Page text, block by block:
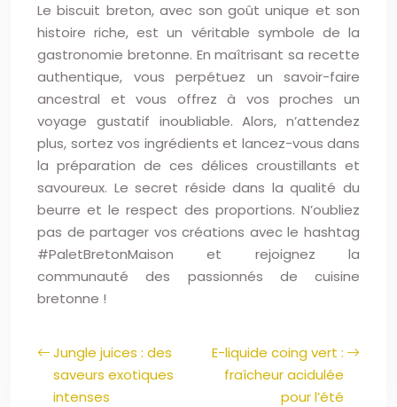
Le biscuit breton, avec son goût unique et son
histoire riche, est un véritable symbole de la
gastronomie bretonne. En maîtrisant sa recette
authentique, vous perpétuez un savoir-faire
ancestral et vous offrez à vos proches un
voyage gustatif inoubliable. Alors, n’attendez
plus, sortez vos ingrédients et lancez-vous dans
la préparation de ces délices croustillants et
savoureux. Le secret réside dans la qualité du
beurre et le respect des proportions. N’oubliez
pas de partager vos créations avec le hashtag
#PaletBretonMaison et rejoignez la
communauté des passionnés de cuisine
bretonne !
Jungle juices : des
saveurs exotiques
intenses
E-liquide coing vert :
fraîcheur acidulée
pour l’été